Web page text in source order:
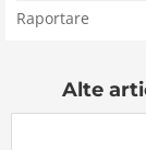
Raportare
Alte